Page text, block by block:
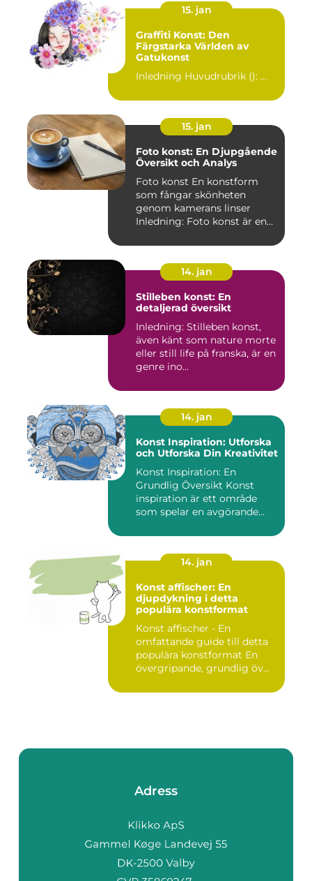
15. jan
Graffiti Konst: Den
Färgstarka Världen av
Gatukonst
Inledning Huvudrubrik (): ...
15. jan
Foto konst: En Djupgående
Översikt och Analys
Foto konst En konstform
som fångar skönheten
genom kamerans linser
Inledning: Foto konst är en
14. jan
Stilleben konst: En
detaljerad översikt
Inledning: Stilleben konst,
även känt som nature morte
eller still life på franska, är en
genre ino...
14. jan
Konst Inspiration: Utforska
och Utforska Din Kreativitet
Konst Inspiration: En
Grundlig Översikt Konst
inspiration är ett område
som spelar en avgörande
14. jan
Konst affischer: En
djupdykning i detta
populära konstformat
Konst affischer - En
omfattande guide till detta
populära konstformat En
övergripande, grundlig öv...
Adress